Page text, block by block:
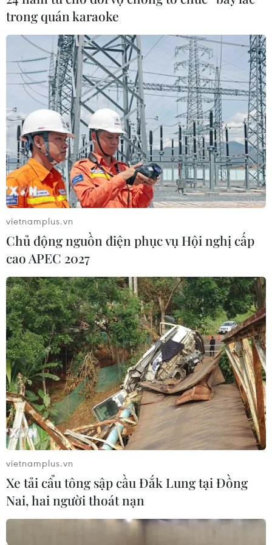
Giá lúa và gạo ở khu vực Đồng bằng sông
Cửu Long tuần qua tiếp tục tăng
21/04/2024 10:59
Giá lúa thường tại kho tăng trung bình 183 đồng/kg, ở
mức 9.475 đồng/kg; giá cao nhất là 9.650 đồng/kg.
Gạo 5% tấm có giá cao nhất 14.200 đồng/kg, giá bình
quân 14.100 đồng/kg, tăng 282 đồng/kg.
trong quán karaoke
vietnamplus.vn
Chủ động nguồn điện phục vụ Hội nghị cấp
cao APEC 2027
vietnamplus.vn
Xe tải cẩu tông sập cầu Đắk Lung tại Đồng
Nai, hai người thoát nạn